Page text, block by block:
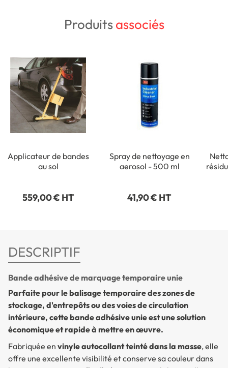
Produitsassociés
Applicateur de bandes
au sol
559,00 € HT
Spray de nettoyage en
aerosol - 500 ml
41,90 € HT
DESCRIPTIF
Bande adhésive de marquage temporaire unie
Parfaite pour le balisage temporaire des zones de
stockage, d'entrepôts ou des voies de circulation
intérieure, cette bande adhésive unie est une solution
économique et rapide à mettre en œuvre.
Fabriquée en vinyle autocollant teinté dans la masse, elle
offre une excellente visibilité et conserve sa couleur dans